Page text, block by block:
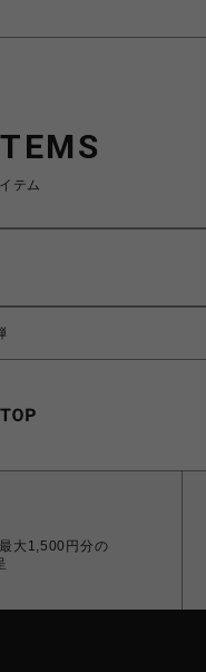
テム
大1,500円分の